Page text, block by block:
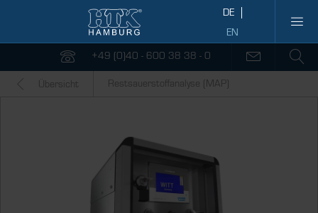
+49 (0)40 - 600 38 38 - 0
Übersicht Restsauerstoffanalyse (MAP)